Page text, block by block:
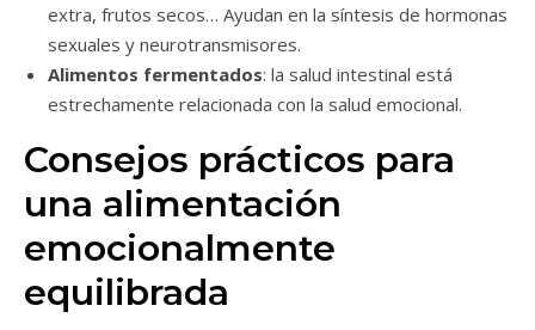
extra, frutos secos… Ayudan en la síntesis de hormonas
sexuales y neurotransmisores.
Alimentos fermentados: la salud intestinal está
estrechamente relacionada con la salud emocional.
Consejos prácticos para
una alimentación
emocionalmente
equilibrada